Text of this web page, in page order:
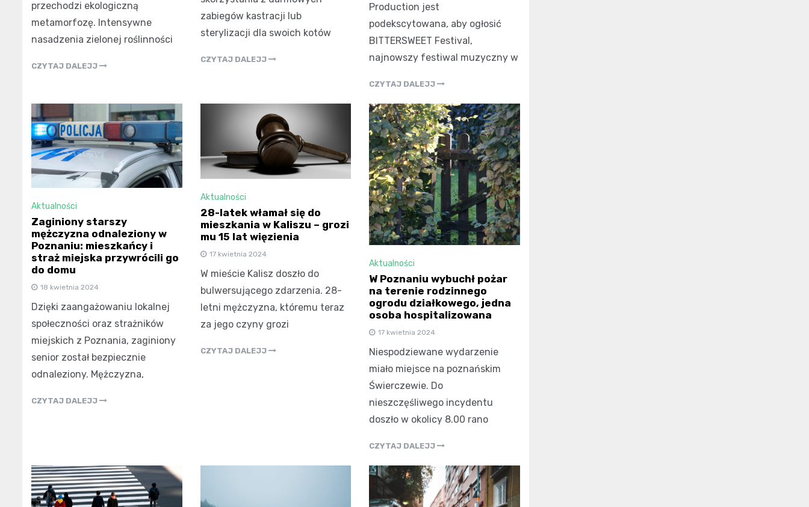
przechodzi ekologiczną
metamorfozę. Intensywne
nasadzenia zielonej roślinności
CZYTAJ DALEJJ
zabiegów kastracji lub
sterylizacji dla swoich kotów
CZYTAJ DALEJJ
Production jest
podekscytowana, aby ogłosić
BITTERSWEET Festival,
najnowszy festiwal muzyczny w
CZYTAJ DALEJJ
Aktualności
Zaginiony starszy
mężczyzna odnaleziony w
Poznaniu: mieszkańcy i
straż miejska przywrócili go
do domu
18 kwietnia 2024
Dzięki zaangażowaniu lokalnej
społeczności oraz strażników
miejskich z Poznania, zaginiony
senior został bezpiecznie
odnaleziony. Mężczyzna,
CZYTAJ DALEJJ
Aktualności
28-latek włamał się do
mieszkania w Kaliszu – grozi
mu 15 lat więzienia
17 kwietnia 2024
W mieście Kalisz doszło do
bulwersującego zdarzenia. 28-
letni mężczyzna, któremu teraz
za jego czyny grozi
CZYTAJ DALEJJ
Aktualności
W Poznaniu wybuchł pożar
na terenie rodzinnego
ogrodu działkowego, jedna
osoba hospitalizowana
17 kwietnia 2024
Niespodziewane wydarzenie
miało miejsce na poznańskim
Świerczewie. Do
nieszczęśliwego incydentu
doszło w okolicy 8.00 rano
CZYTAJ DALEJJ